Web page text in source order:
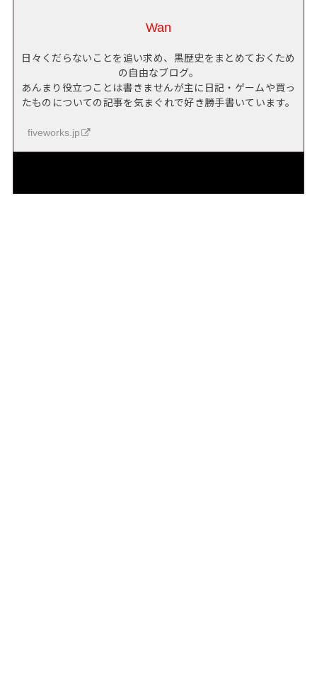
Wan
日々くだらないことを追い求め、黒歴史をまとめておくため
の自由なブログ。
あんまり役立つことは書きませんが主に日記・ゲームや買っ
たものについての記事を気まぐれで好き勝手書いています。
fiveworks.jp